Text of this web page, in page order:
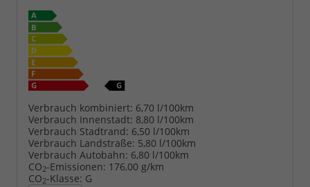
Verbrauch kombiniert: 6,70 l/100km
Verbrauch Innenstadt: 8,80 l/100km
Verbrauch Stadtrand: 6,50 l/100km
Verbrauch Landstraße: 5,80 l/100km
Verbrauch Autobahn: 6,80 l/100km
CO2-Emissionen: 176,00 g/km
CO2-Klasse: G